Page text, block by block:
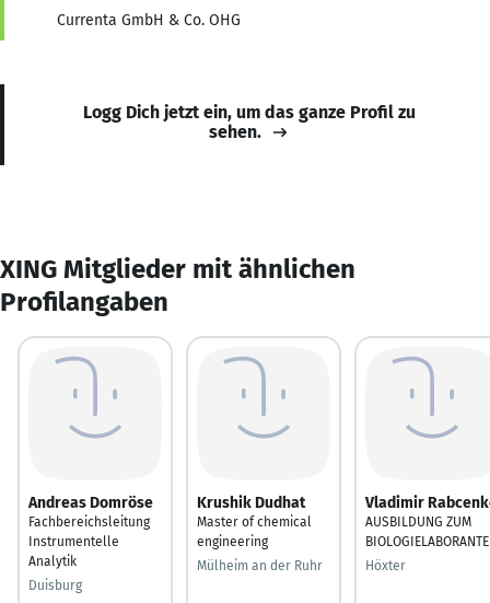
Currenta GmbH & Co. OHG
Logg Dich jetzt ein, um das ganze Profil zu
sehen.
XING Mitglieder mit ähnlichen
Profilangaben
Andreas Domröse
Fachbereichsleitung
Instrumentelle
Analytik
Duisburg
Krushik Dudhat
Master of chemical
engineering
Mülheim an der Ruhr
Vladimir
AUSBILDUNG ZUM
Höxter